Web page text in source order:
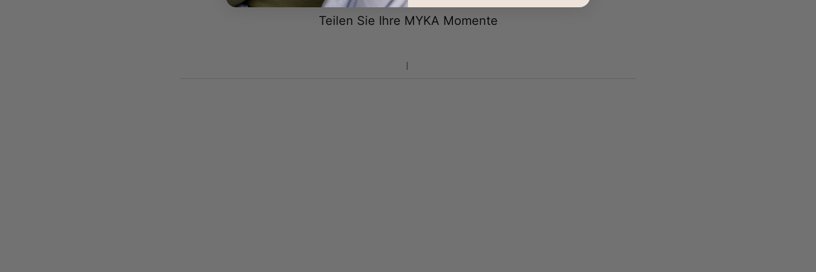
Teilen Sie Ihre MYKA Momente